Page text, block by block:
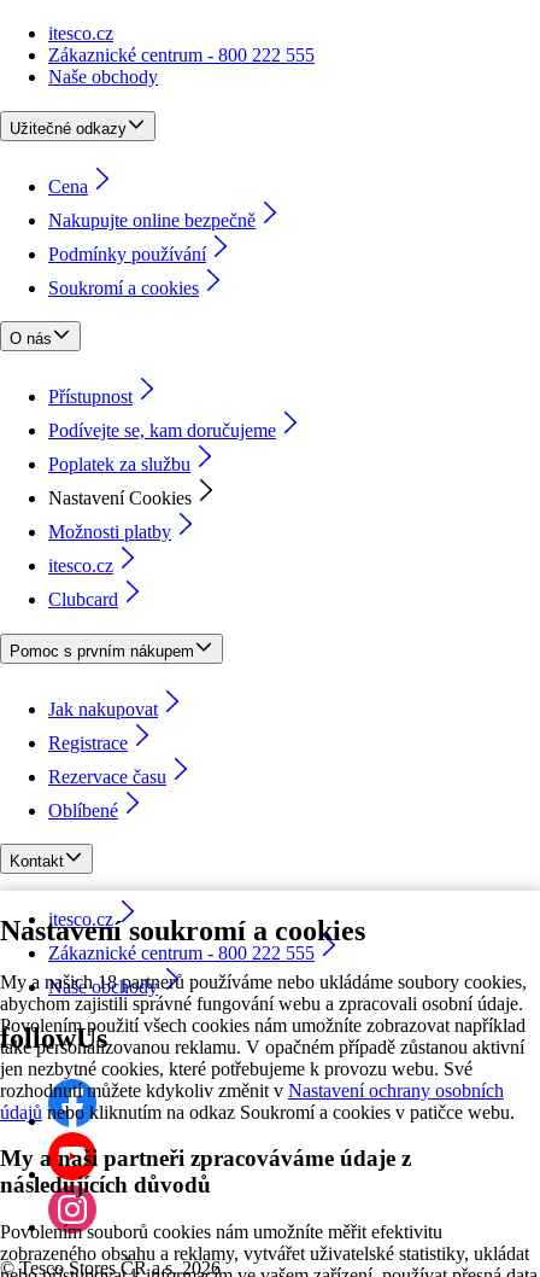
Nastavení soukromí a cookies
My a našich 18 partnerů používáme nebo ukládáme soubory cookies,
abychom zajistili správné fungování webu a zpracovali osobní údaje.
Povolením použití všech cookies nám umožníte zobrazovat například
také personalizovanou reklamu. V opačném případě zůstanou aktivní
jen nezbytné cookies, které potřebujeme k provozu webu. Své
rozhodnutí můžete kdykoliv změnit v Nastavení ochrany osobních
údajů nebo kliknutím na odkaz Soukromí a cookies v patičce webu.
My a naši partneři zpracováváme údaje z
následujících důvodů
Povolením souborů cookies nám umožníte měřit efektivitu
zobrazeného obsahu a reklamy, vytvářet uživatelské statistiky, ukládat
itesco.cz
Zákaznické centrum - 800 222 555
Naše obchody
Užitečné odkazy
Cena
Nakupujte online bezpečně
Podmínky používání
Soukromí a cookies
O nás
Přístupnost
Podívejte se, kam doručujeme
Poplatek za službu
Nastavení Cookies
Možnosti platby
itesco.cz
Clubcard
Pomoc s prvním nákupem
Jak nakupovat
Registrace
Rezervace času
Oblíbené
Kontakt
itesco.cz
Zákaznické centrum - 800 222 555
Naše obchody
followUs
©Tesco Stores ČR a.s. 2026